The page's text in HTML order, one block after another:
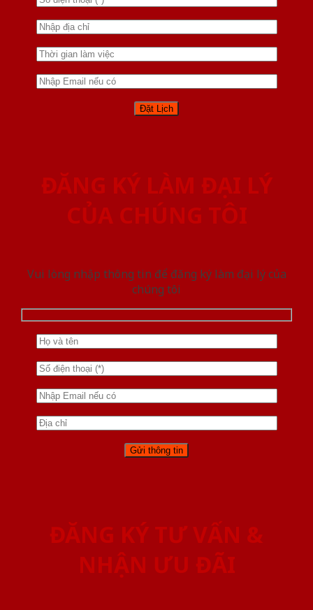
ĐĂNG KÝ LÀM ĐẠI LÝ
CỦA CHÚNG TÔI
Vui lòng nhập thông tin để đăng ký làm đại lý của
chúng tôi
ĐĂNG KÝ TƯ VẤN &
NHẬN ƯU ĐÃI